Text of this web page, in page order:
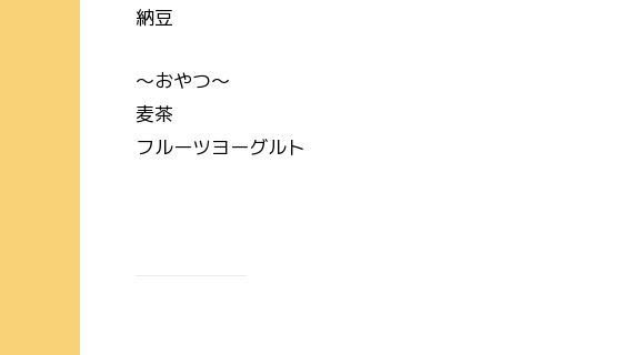
納豆
～おやつ～
麦茶
フルーツヨーグルト